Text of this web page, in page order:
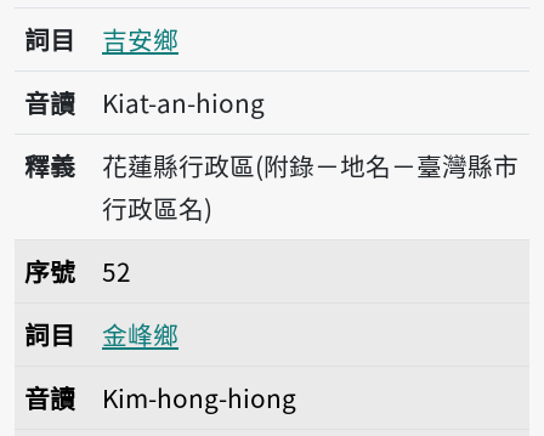
詞目
吉安鄉
音讀
Kiat-an-hiong
釋義
花蓮縣行政區(附錄－地名－臺灣縣市
行政區名)
序號52金峰鄉
序號
52
詞目
金峰鄉
音讀
Kim-hong-hiong